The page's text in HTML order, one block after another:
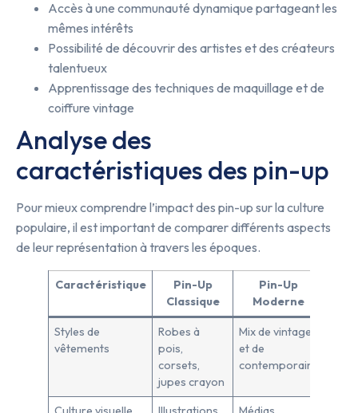
Accès à une communauté dynamique partageant les
mêmes intérêts
Possibilité de découvrir des artistes et des créateurs
talentueux
Apprentissage des techniques de maquillage et de
coiffure vintage
Analyse des
caractéristiques des pin-up
Pour mieux comprendre l’impact des pin-up sur la culture
populaire, il est important de comparer différents aspects
de leur représentation à travers les époques.
Caractéristique
Pin-Up
Classique
Pin-Up
Moderne
Styles de
vêtements
Robes à
pois,
corsets,
jupes crayon
Mix de vintage
et de
contemporain